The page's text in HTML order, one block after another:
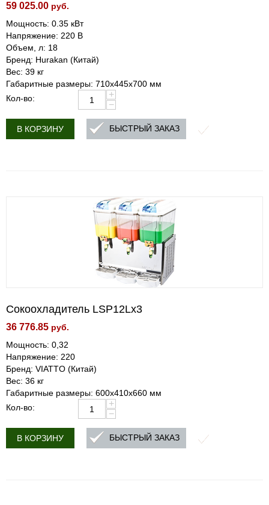
59 025.00 руб.
Мощность: 0.35 кВт
Напряжение: 220 В
Объем, л: 18
Бренд: Hurakan (Китай)
Вес: 39 кг
Габаритные размеры: 710x445x700 мм
Кол-во:
+
−
В КОРЗИНУ БЫСТРЫЙ ЗАКАЗ
Сокоохладитель LSP12Lx3
36 776.85 руб.
Мощность: 0,32
Напряжение: 220
Бренд: VIATTO (Китай)
Вес: 36 кг
Габаритные размеры: 600x410x660 мм
Кол-во:
+
−
В КОРЗИНУ БЫСТРЫЙ ЗАКАЗ